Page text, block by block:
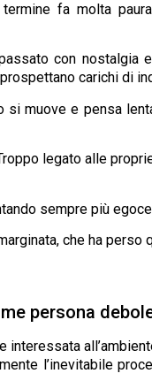
fa molta
con nostalgia
carichi di
si muove e pensa
legato alle
sempre più
che ha
persona
l’inevitabile